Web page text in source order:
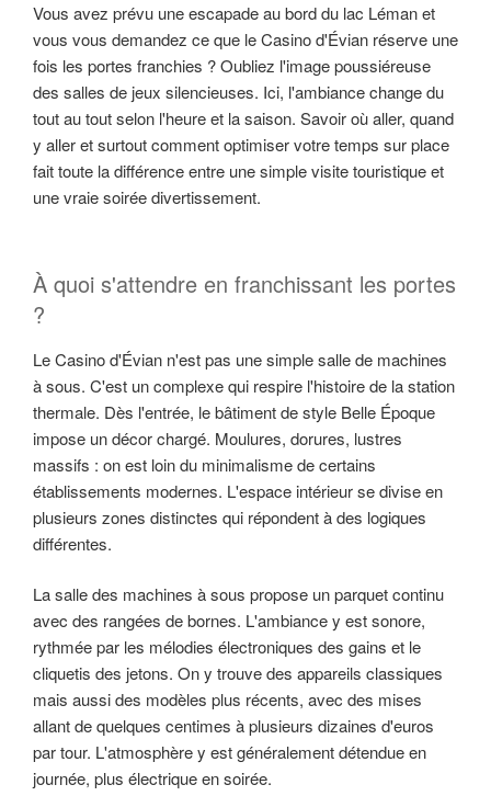
Vous avez prévu une escapade au bord du lac Léman et
vous vous demandez ce que le Casino d'Évian réserve une
fois les portes franchies ? Oubliez l'image poussiéreuse
des salles de jeux silencieuses. Ici, l'ambiance change du
tout au tout selon l'heure et la saison. Savoir où aller, quand
y aller et surtout comment optimiser votre temps sur place
fait toute la différence entre une simple visite touristique et
une vraie soirée divertissement.
À quoi s'attendre en franchissant les portes
?
Le Casino d'Évian n'est pas une simple salle de machines
à sous. C'est un complexe qui respire l'histoire de la station
thermale. Dès l'entrée, le bâtiment de style Belle Époque
impose un décor chargé. Moulures, dorures, lustres
massifs : on est loin du minimalisme de certains
établissements modernes. L'espace intérieur se divise en
plusieurs zones distinctes qui répondent à des logiques
différentes.
La salle des machines à sous propose un parquet continu
avec des rangées de bornes. L'ambiance y est sonore,
rythmée par les mélodies électroniques des gains et le
cliquetis des jetons. On y trouve des appareils classiques
mais aussi des modèles plus récents, avec des mises
allant de quelques centimes à plusieurs dizaines d'euros
par tour. L'atmosphère y est généralement détendue en
journée, plus électrique en soirée.